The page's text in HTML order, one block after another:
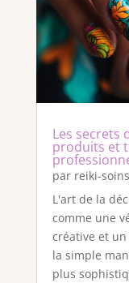
Les secrets
produits et
par reiki-soins
L'art de la
comme une
créative et
la simple
plus